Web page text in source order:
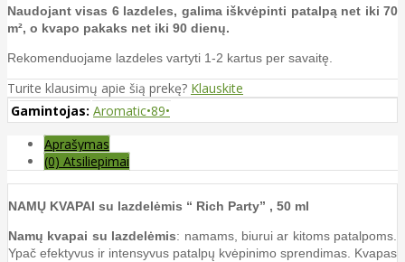
Naudojant visas 6 lazdeles, galima iškvėpinti patalpą net iki 70
m², o kvapo pakaks net iki 90 dienų.
Rekomenduojame lazdeles vartyti 1-2 kartus per savaitę.
Turite klausimų apie šią prekę? Klauskite
Gamintojas: Aromatic•89•
Aprašymas
(0) Atsiliepimai
NAMŲ KVAPAI su lazdelėmis “ Rich Party” , 50 ml
Namų kvapai su lazdelėmis: namams, biurui ar kitoms patalpoms.
Ypač efektyvus ir intensyvus patalpų kvėpinimo sprendimas. Kvapas